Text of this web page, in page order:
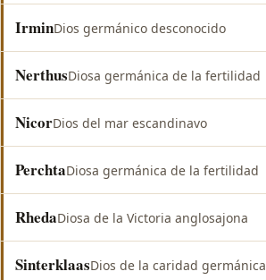
IrminDios germánico desconocido
NerthusDiosa germánica de la fertilidad
NicorDios del mar escandinavo
PerchtaDiosa germánica de la fertilidad
RhedaDiosa de la Victoria anglosajona
SinterklaasDios de la caridad germánica